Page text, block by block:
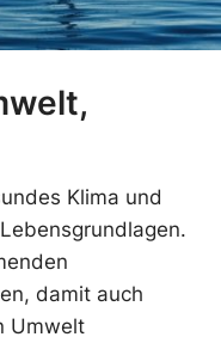
Klima und
damit auch
Umwelt